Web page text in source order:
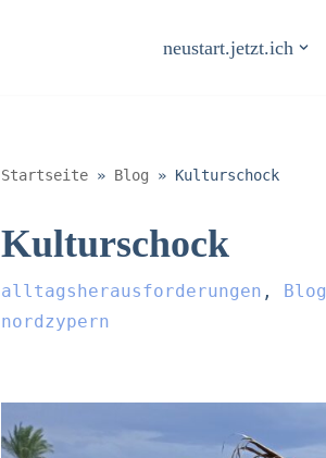
neustart.jetzt.ich
Startseite» Blog » Kulturschock
Kulturschock
alltagsherausforderungen , Blog
nordzypern